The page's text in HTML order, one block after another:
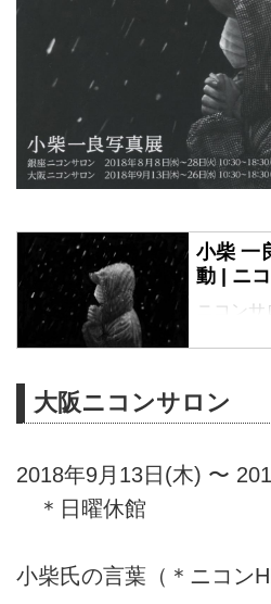
小柴 一
動 | ニ
ニコン
介して
大阪ニコンサロン
2018年9月13日(木) 〜
＊日曜休館
小柴氏の言葉（＊ニコン